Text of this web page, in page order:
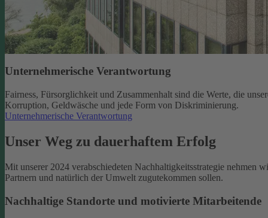
Unternehmerische Verantwortung
Fairness, Fürsorglichkeit und Zusammenhalt sind die Werte, die
Korruption, Geldwäsche und jede Form von Diskriminierung.
Unternehmerische Verantwortung
Unser Weg zu dauerhaftem Erfolg
Mit unserer 2024 verabschiedeten Nachhaltigkeitsstrategie
Partnern und natürlich der Umwelt zugutekommen sollen.
Nachhaltige Standorte und motivierte Mitarbeitende